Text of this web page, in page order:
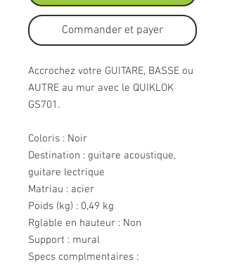
Commander et payer
Accrochez votre GUITARE, BASSE ou
AUTRE au mur avec le QUIKLOK
GS701.
Coloris : Noir
Destination : guitare acoustique,
guitare lectrique
Matriau : acier
Poids (kg) : 0,49 kg
Rglable en hauteur : Non
Support : mural
Specs complmentaires :